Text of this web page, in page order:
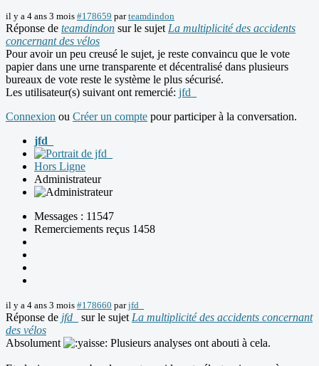
il y a 4 ans 3 mois #178659 parteamdindon
Réponse de teamdindon sur le sujet La multiplicité des accidents
concernant des vélos
Pour avoir un peu creusé le sujet, je reste convaincu que le vote
papier dans une urne transparente et décentralisé dans plusieurs
bureaux de vote reste le système le plus sécurisé.
Les utilisateur(s) suivant ont remercié: jfd_
Connexion ou Créer un compte pour participer à la conversation.
jfd_
Hors Ligne
Administrateur
Messages : 11547
Remerciements reçus 1458
il y a 4 ans 3 mois #178660 parjfd_
Réponse de jfd_ sur le sujet La multiplicité des accidents concernant
des vélos
Absolument
Plusieurs analyses ont abouti à cela.